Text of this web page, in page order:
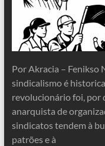
Por Akracia – Fenikso
sindicalismo é
revolucionário foi, por
anarquista de
sindicatos tendem à
patrões e à